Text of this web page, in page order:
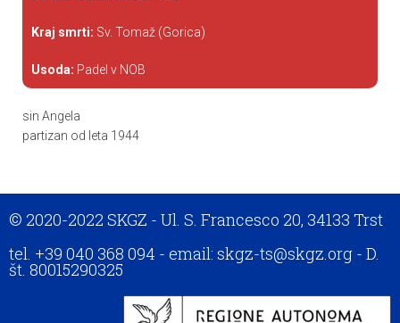
Kraj smrti: Sv. Tomaž (Gorica)
Usoda: Padel v NOB
sin Angela
partizan od leta 1944
© 2020-2022 SKGZ - Ul. S. Francesco 20, 34133 Trst
tel. +39 040 368 094 - email: skgz-ts@skgz.org - D.
št. 80015290325